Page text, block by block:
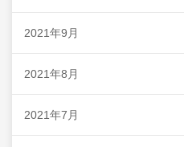
2021年9月
2021年8月
2021年7月